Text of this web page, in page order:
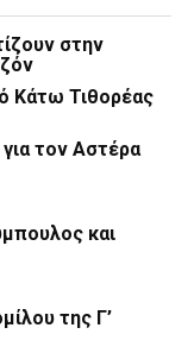
στην
Κάτω Τιθορέας
τον Αστέρα
και
της Γ’